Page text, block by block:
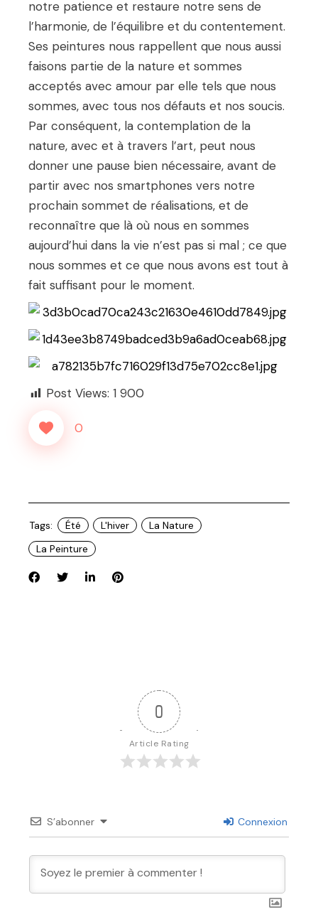
notre patience et restaure notre sens de
l’harmonie, de l’équilibre et du contentement.
Ses peintures nous rappellent que nous aussi
faisons partie de la nature et sommes
acceptés avec amour par elle tels que nous
sommes, avec tous nos défauts et nos soucis.
Par conséquent, la contemplation de la
nature, avec et à travers l’art, peut nous
donner une pause bien nécessaire, avant de
partir avec nos smartphones vers notre
prochain sommet de réalisations, et de
reconnaître que là où nous en sommes
aujourd’hui dans la vie n’est pas si mal ; ce que
nous sommes et ce que nous avons est tout à
fait suffisant pour le moment.
Post Views: 1 900
0
Tags: Été L'hiver
La Nature
La Peinture
0
Article Rating
S’abonner Connexion